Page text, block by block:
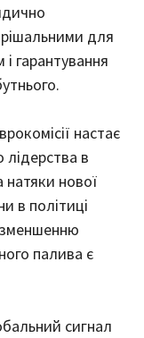
для
гарантування
настає
в
натяки нової
в політиці
палива є
сигнал